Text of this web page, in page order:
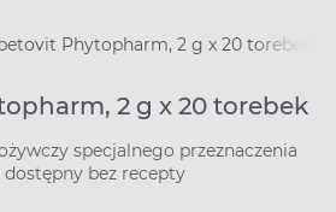
Phytopharm, 2 g x 20 torebek
2 g x 20 torebek
specjalnego przeznaczenia
bez recepty